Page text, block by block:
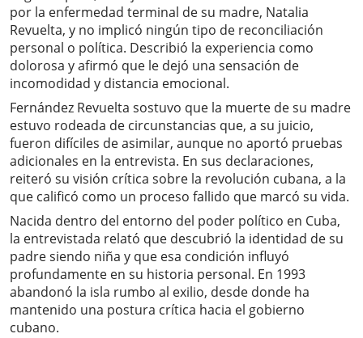
por la enfermedad terminal de su madre, Natalia
Revuelta, y no implicó ningún tipo de reconciliación
personal o política. Describió la experiencia como
dolorosa y afirmó que le dejó una sensación de
incomodidad y distancia emocional.
Fernández Revuelta sostuvo que la muerte de su madre
estuvo rodeada de circunstancias que, a su juicio,
fueron difíciles de asimilar, aunque no aportó pruebas
adicionales en la entrevista. En sus declaraciones,
reiteró su visión crítica sobre la revolución cubana, a la
que calificó como un proceso fallido que marcó su vida.
Nacida dentro del entorno del poder político en Cuba,
la entrevistada relató que descubrió la identidad de su
padre siendo niña y que esa condición influyó
profundamente en su historia personal. En 1993
abandonó la isla rumbo al exilio, desde donde ha
mantenido una postura crítica hacia el gobierno
cubano.